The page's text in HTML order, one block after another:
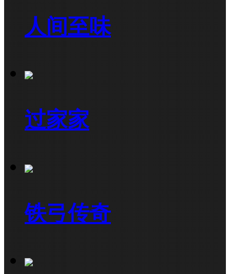
人间至味
过家家
铁弓传奇